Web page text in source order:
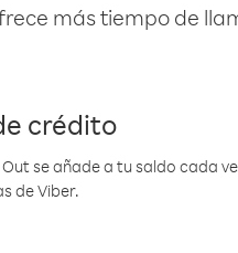
más tiempo de
crédito
se añade a tu saldo cada
de Viber.